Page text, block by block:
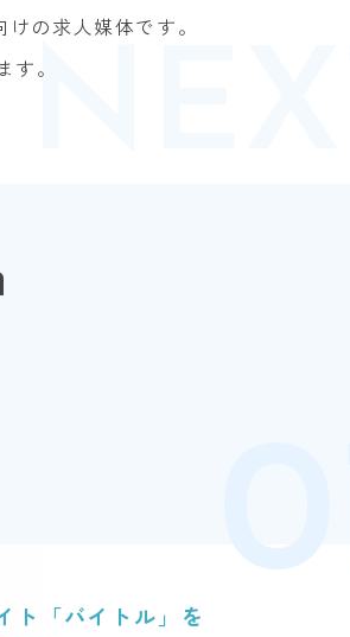
けの求人媒体です。
。
ト「バイトル」を